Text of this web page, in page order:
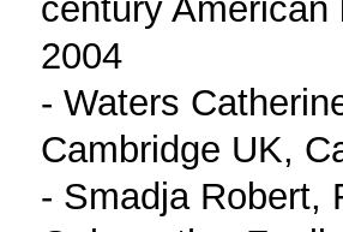
century
2004
- Waters
Cambridge UK,
- Smadja Robert,